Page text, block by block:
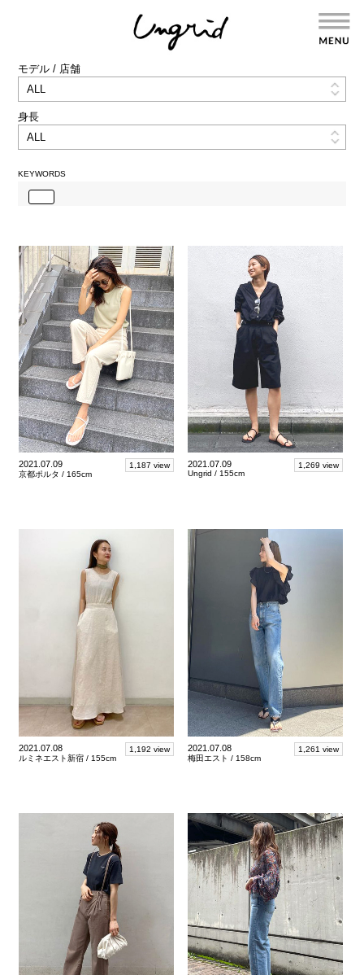
モデル / 店舗
身長
KEYWORDS
2021.07.09
京都ポルタ /165cm
1,187 view 2021.07.09
Ungrid /155cm
1,269 view
2021.07.08
ルミネエスト新宿 / 155cm
1,192 view 2021.07.08
梅田エスト / 158cm
1,261 view